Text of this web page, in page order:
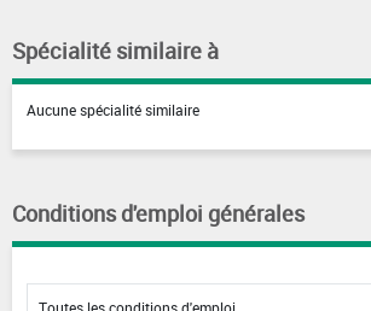
Spécialité similaire à
Aucune spécialité similaire
Conditions d'emploi générales